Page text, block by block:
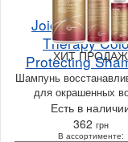
ХИТ ПРОДАЖ
Joico K-PAK
Therapy
Protecting
Шампунь
для окрашенных
Есть в
362 грн
В ассортименте: